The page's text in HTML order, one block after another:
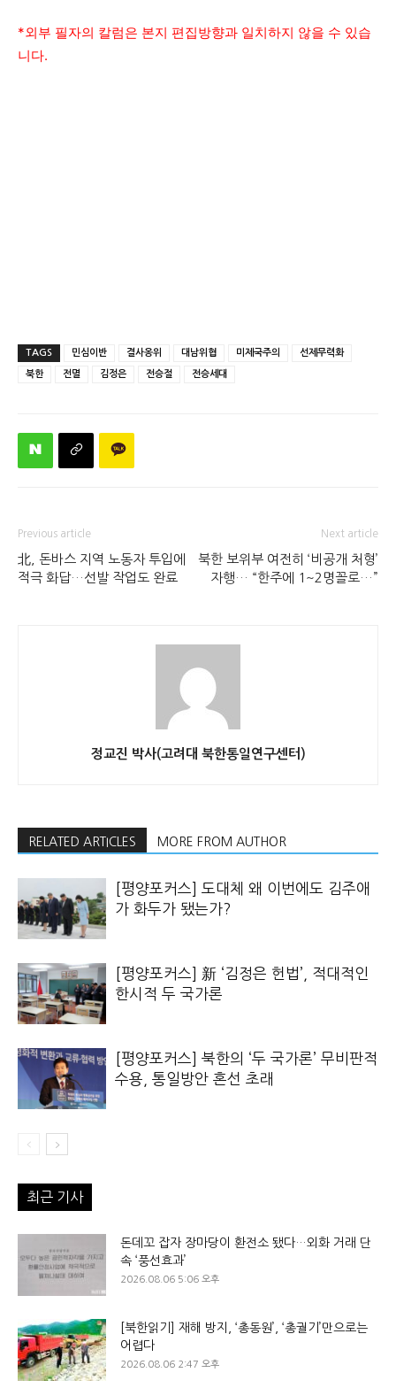
*외부 필자의 칼럼은 본지 편집방향과 일치하지 않을 수 있습
니다.
TAGS 민심이반 결사옹위 대남위협 미제국주의 선제무력화
북한 전멸 김정은 전승절 전승세대
Previous article
北, 돈바스 지역 노동자 투입에
적극 화답…선발 작업도 완료
Next article
북한 보위부 여전히 ‘비공개 처형’
자행… “한주에 1~2명꼴로…”
정교진 박사(고려대 북한통일연구센터)
RELATED ARTICLES MORE FROM AUTHOR
[평양포커스] 도대체 왜 이번에도 김주애
가 화두가 됐는가?
[평양포커스] 新 ‘김정은 헌법’, 적대적인
한시적 두 국가론
[평양포커스] 북한의 ‘두 국가론’ 무비판적
수용, 통일방안 혼선 초래
최근 기사
돈데꼬 잡자 장마당이 환전소 됐다…외화 거래 단
속 ‘풍선효과’
2026.08.06 5:06 오후
[북한읽기] 재해 방지, ‘총동원’, ‘총궐기’만으로는
어렵다
2026.08.06 2:47 오후